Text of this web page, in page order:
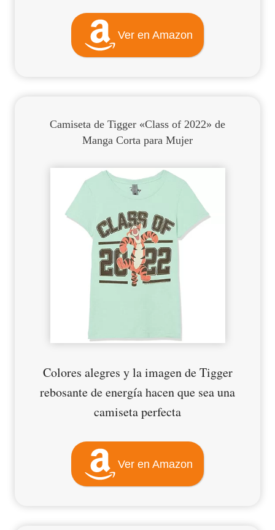
Ver en Amazon
Camiseta de Tigger «Class of 2022» de
Manga Corta para Mujer
Colores alegres y la imagen de Tigger
rebosante de energía hacen que sea una
camiseta perfecta
Ver en Amazon